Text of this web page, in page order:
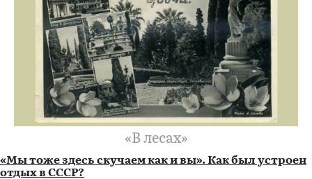
«В лесах»
«Мы тоже здесь скучаем как и вы». Как был устроен
отдых в СССР?